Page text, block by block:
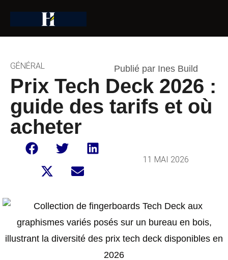
GÉNÉRAL Publié par Ines Build
Prix Tech Deck 2026 :
guide des tarifs et où
acheter
11 MAI 2026